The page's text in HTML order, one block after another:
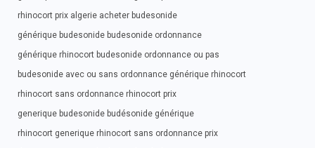
rhinocort prix algerie acheter budesonide
générique budesonide budesonide ordonnance
générique rhinocort budesonide ordonnance ou pas
budesonide avec ou sans ordonnance générique rhinocort
rhinocort sans ordonnance rhinocort prix
generique budesonide budésonide générique
rhinocort generique rhinocort sans ordonnance prix